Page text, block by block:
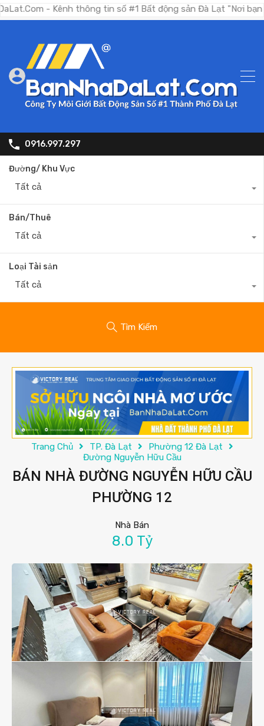
- Kênh thông tin số #1 Bất động sản Đà Lạt "Nơi bạn tìm
0916.997.297
Đường/ Khu Vực
Tất cả
Bán/Thuê
Tất cả
Loại Tài sản
Tất cả
Tìm Kiếm
Trang Chủ TP. Đà Lạt
Phường 12 Đà Lạt
Đường Nguyễn Hữu Cầu
BÁN NHÀ ĐƯỜNG NGUYỄN HỮU CẦU
PHƯỜNG 12
Nhà Bán
8.0 Tỷ